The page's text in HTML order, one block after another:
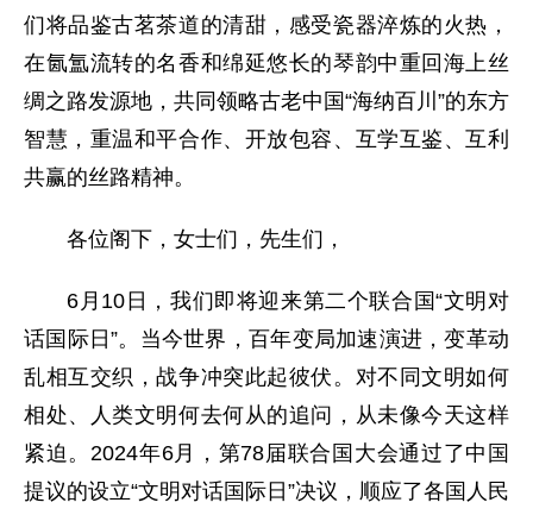
们将品鉴古茗茶道的清甜，感受瓷器淬炼的火热，
在氤氲流转的名香和绵延悠长的琴韵中重回海上丝
绸之路发源地，共同领略古老中国“海纳百川”的东方
智慧，重温和平合作、开放包容、互学互鉴、互利
共赢的丝路精神。
各位阁下，女士们，先生们，
6月10日，我们即将迎来第二个联合国“文明对
话国际日”。当今世界，百年变局加速演进，变革动
乱相互交织，战争冲突此起彼伏。对不同文明如何
相处、人类文明何去何从的追问，从未像今天这样
紧迫。2024年6月，第78届联合国大会通过了中国
提议的设立“文明对话国际日”决议，顺应了各国人民